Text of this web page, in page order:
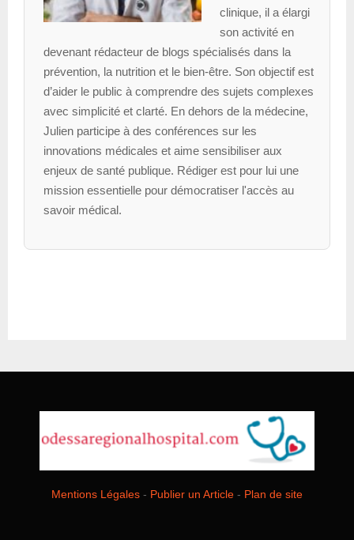
clinique, il a élargi
son activité en
devenant rédacteur de blogs spécialisés dans la
prévention, la nutrition et le bien-être. Son objectif est
d’aider le public à comprendre des sujets complexes
avec simplicité et clarté. En dehors de la médecine,
Julien participe à des conférences sur les
innovations médicales et aime sensibiliser aux
enjeux de santé publique. Rédiger est pour lui une
mission essentielle pour démocratiser l'accès au
savoir médical.
Mentions Légales - Publier un Article - Plan de site